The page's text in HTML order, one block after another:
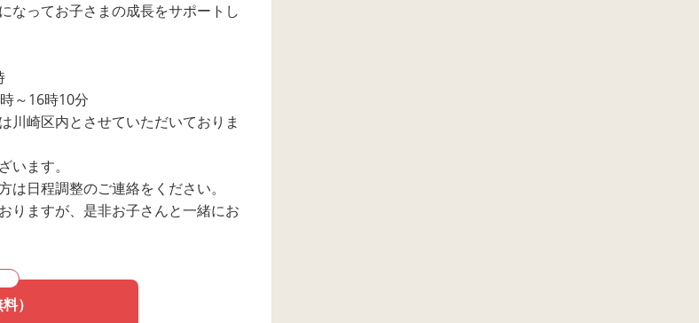
なってお子さまの成長をサポートし
～16時10分
川崎区内とさせていただいておりま
います。
は日程調整のご連絡をください。
りますが、是非お子さんと一緒にお
）